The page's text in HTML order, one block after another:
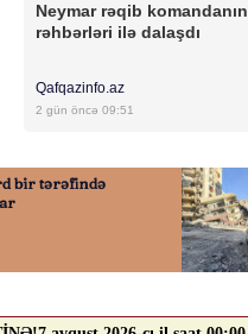
Neymar rəqib komandanın
rəhbərləri ilə dalaşdı
Qafqazinfo.az
2 gün öncə 09:51